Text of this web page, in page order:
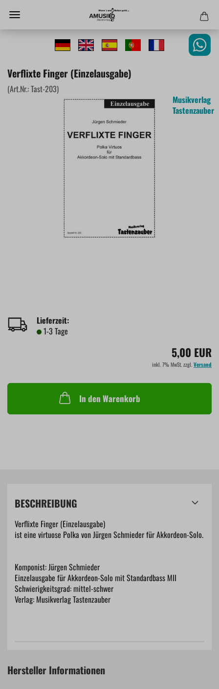
Verflixte Finger (Einzelausgabe)
(Art.Nr.:Tast-203)
Musikverlag
Tastenzauber
Lieferzeit:
1-3 Tage
5,00 EUR
inkl. 7% MwSt. zzgl.Versand
In den Warenkorb
BESCHREIBUNG
Verflixte Finger (Einzelausgabe)
ist eine virtuose Polka von Jürgen Schmieder für Akkordeon-Solo.
Komponist: Jürgen Schmieder
Einzelausgabe für Akkordeon-Solo mit Standardbass MII
Schwierigkeitsgrad: mittel-schwer
Verlag: Musikverlag Tastenzauber
Hersteller Informationen